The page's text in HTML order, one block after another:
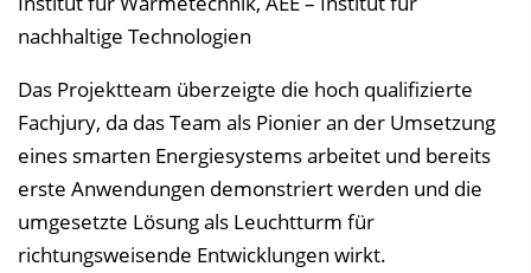
nachhaltige Technologien
Das Projektteam überzeigte die hoch qualifizierte
Fachjury, da das Team als Pionier an der Umsetzung
eines smarten Energiesystems arbeitet und bereits
erste Anwendungen demonstriert werden und die
umgesetzte Lösung als Leuchtturm für
richtungsweisende Entwicklungen wirkt.